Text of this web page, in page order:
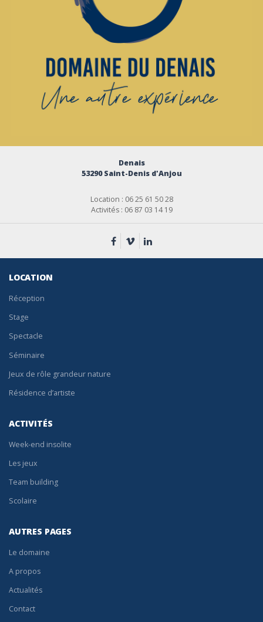
Denais
53290 Saint-Denis d'Anjou
Location : 06 25 61 50 28
Activités : 06 87 03 14 19
LOCATION
Réception
Stage
Spectacle
Séminaire
Jeux de rôle grandeur nature
Résidence d’artiste
ACTIVITÉS
Week-end insolite
Les jeux
Team building
Scolaire
AUTRES PAGES
Le domaine
A propos
Actualités
Contact